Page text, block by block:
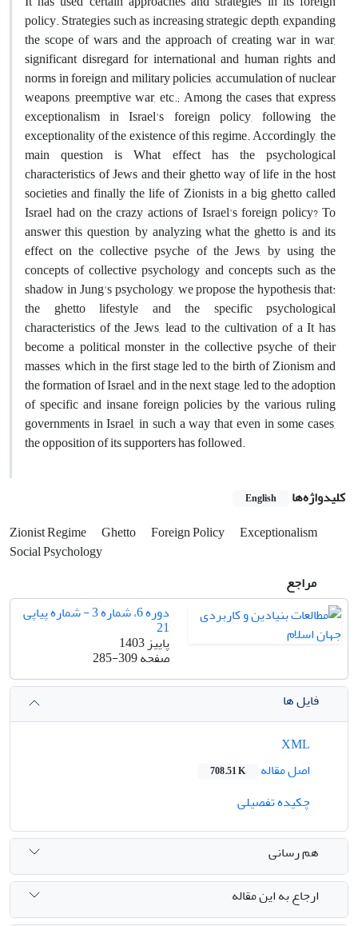
policy. Strategies such as increasing strategic depth, expanding
the scope of wars and the approach of creating war in war,
significant disregard for international and human rights and
norms in foreign and military policies, accumulation of nuclear
weapons, preemptive war, etc.; Among the cases that express
exceptionalism in Israel's foreign policy, following the
exceptionality of the existence of this regime. Accordingly, the
main question is What effect has the psychological
characteristics of Jews and their ghetto way of life in the host
societies and finally the life of Zionists in a big ghetto called
Israel had on the crazy actions of Israel's foreign policy? To
answer this question, by analyzing what the ghetto is and its
effect on the collective psyche of the Jews, by using the
concepts of collective psychology and concepts such as the
shadow in Jung's psychology, we propose the hypothesis that:
the ghetto lifestyle and the specific psychological
characteristics of the Jews, lead to the cultivation of a It has
become a political monster in the collective psyche of their
masses, which in the first stage led to the birth of Zionism and
the formation of Israel, and in the next stage, led to the adoption
of specific and insane foreign policies by the various ruling
governments in Israel, in such a way that even in some cases,
the opposition of its supporters has followed.
کلیدواژه‌ها English
Zionist Regime Ghetto Foreign Policy
Exceptionalism
Social Psychology
مراجع
دوره 6، شماره 3 - شماره پیاپی
21
پاییز 1403
صفحه285-309
فایل ها
اصل مقاله
708.51 K
چکیده تفصیلی
هم رسانی
ارجاع به این مقاله